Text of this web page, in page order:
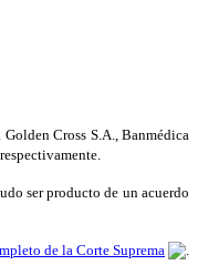
Cross S.A., Banmédica
ser producto de un acuerdo
de la Corte Suprema